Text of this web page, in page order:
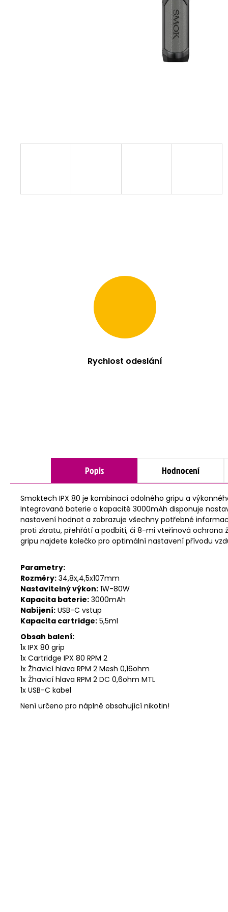
Rychlost odeslání
Popis Hodnocení
Smoktech IPX 80 je kombinací odolného gripu a
Integrovaná baterie o kapacitě 3000mAh disponuje
nastavení hodnot a zobrazuje všechny potřebné
proti zkratu, přehřátí a podbití, či 8-mi vteřinová ochrana
gripu najdete kolečko pro optimální nastavení přívodu
Parametry:
Rozměry: 34,8x,4,5x107mm
Nastavitelný výkon: 1W-80W
Kapacita baterie: 3000mAh
Nabíjení: USB-C vstup
Kapacita cartridge: 5,5ml
Obsah balení:
1x IPX 80 grip
1x Cartridge IPX 80 RPM 2
1x Žhavicí hlava RPM 2 Mesh 0,16ohm
1x Žhavicí hlava RPM 2 DC 0,6ohm MTL
1x USB-C kabel
Není určeno pro náplně obsahující nikotin!